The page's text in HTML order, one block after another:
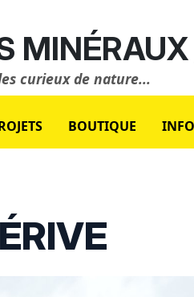
curieux de nature...
BOUTIQUE